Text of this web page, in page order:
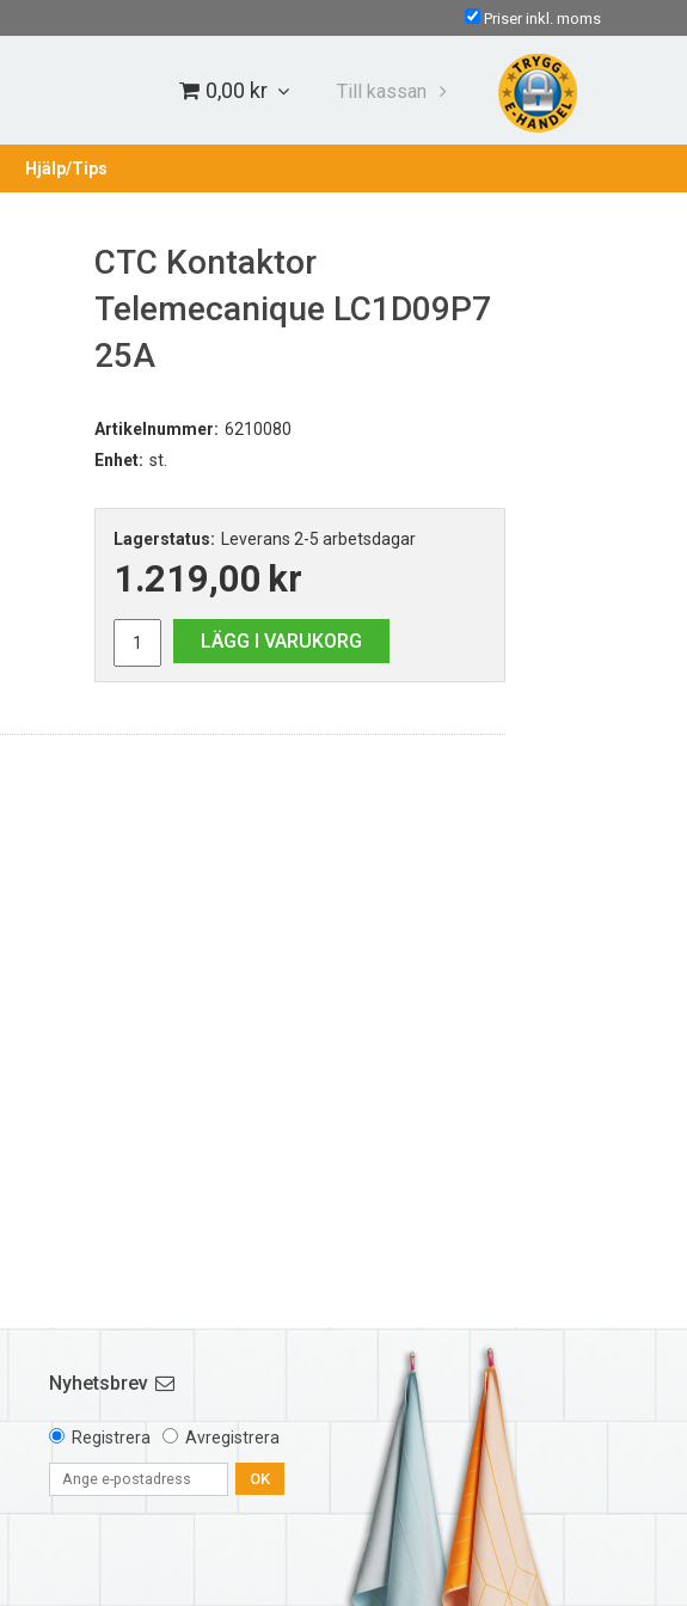
Priser inkl. moms
0,00 kr Till kassan
Hjälp/Tips
CTC Kontaktor
Telemecanique LC1D09P7
25A
Artikelnummer: 6210080
Enhet: st.
Lagerstatus: Leverans 2-5 arbetsdagar
1.219,00 kr
LÄGG I VARUKORG
Nyhetsbrev
Registrera Avregistrera
OK